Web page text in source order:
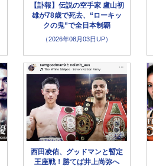
【訃報】伝説の空手家 盧山初
雄が78歳で死去、“ローキッ
クの鬼”で全日本制覇
（2026年08月03日UP）
西田凌佑、グッドマンと暫定
王座戦！勝てば井上尚弥へ